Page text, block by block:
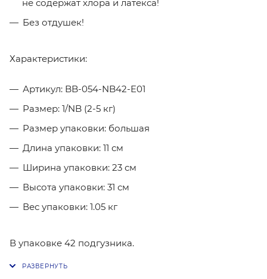
не содержат хлора и латекса!
Без отдушек!
Характеристики:
Артикул: BB-054-NB42-E01
Размер: 1/NB (2-5 кг)
Размер упаковки: большая
Длина упаковки: 11 см
Ширина упаковки: 23 см
Высота упаковки: 31 см
Вес упаковки: 1.05 кг
В упаковке 42 подгузника.